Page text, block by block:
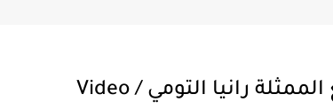
بالفيديو البقاء لله الموت يفجع الممثلة رانيا التومي / Video